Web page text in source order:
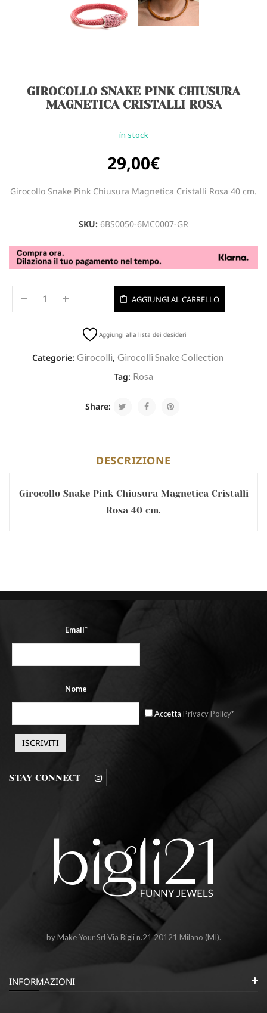
GIROCOLLO SNAKE PINK CHIUSURA
MAGNETICA CRISTALLI ROSA
in stock
29,00€
Girocollo Snake Pink Chiusura Magnetica Cristalli Rosa 40 cm.
SKU: 6BS0050-6MC0007-GR
AGGIUNGI AL CARRELLO
Aggiungi alla lista dei desideri
Categorie: Girocolli, Girocolli Snake Collection
Tag: Rosa
Share:
DESCRIZIONE
Girocollo Snake Pink Chiusura Magnetica Cristalli
Rosa 40 cm.
Email*
Nome
Accetta Privacy Policy*
STAY CONNECT
by Make Your Srl Via Bigli n.21 20121 Milano (MI).
INFORMAZIONI